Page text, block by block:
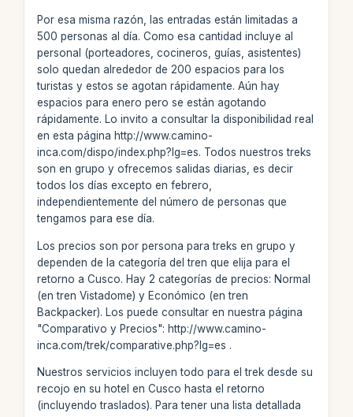
Por esa misma razón, las entradas están limitadas a
500 personas al día. Como esa cantidad incluye al
personal (porteadores, cocineros, guías, asistentes)
solo quedan alrededor de 200 espacios para los
turistas y estos se agotan rápidamente. Aún hay
espacios para enero pero se están agotando
rápidamente. Lo invito a consultar la disponibilidad real
en esta página http://www.camino-
inca.com/dispo/index.php?lg=es. Todos nuestros treks
son en grupo y ofrecemos salidas diarias, es decir
todos los días excepto en febrero,
independientemente del número de personas que
tengamos para ese día.
Los precios son por persona para treks en grupo y
dependen de la categoría del tren que elija para el
retorno a Cusco. Hay 2 categorías de precios: Normal
(en tren Vistadome) y Económico (en tren
Backpacker). Los puede consultar en nuestra página
"Comparativo y Precios": http://www.camino-
inca.com/trek/comparative.php?lg=es .
Nuestros servicios incluyen todo para el trek desde su
recojo en su hotel en Cusco hasta el retorno
(incluyendo traslados). Para tener una lista detallada